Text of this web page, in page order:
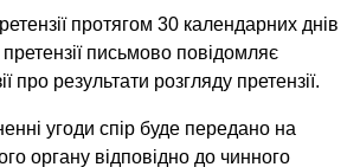
протягом 30 календарних днів
письмово повідомляє
про результати розгляду претензії.
угоди спір буде передано на
органу відповідно до чинного